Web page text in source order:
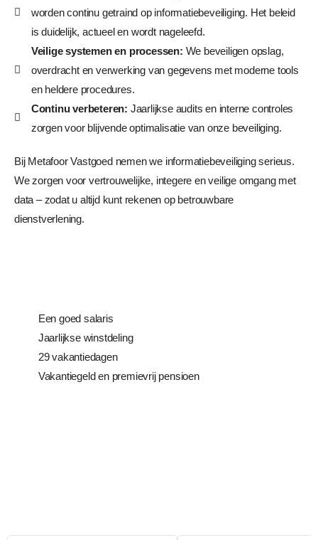
worden continu getraind op informatiebeveiliging. Het beleid
is duidelijk, actueel en wordt nageleefd.
Veilige systemen en processen: We beveiligen opslag,
overdracht en verwerking van gegevens met moderne tools
en heldere procedures.
Continu verbeteren: Jaarlijkse audits en interne controles
zorgen voor blijvende optimalisatie van onze beveiliging.
Bij Metafoor Vastgoed nemen we informatiebeveiliging serieus.
We zorgen voor vertrouwelijke, integere en veilige omgang met
data – zodat u altijd kunt rekenen op betrouwbare
dienstverlening.
Een goed salaris
Jaarlijkse winstdeling
29 vakantiedagen
Vakantiegeld en premievrij pensioen